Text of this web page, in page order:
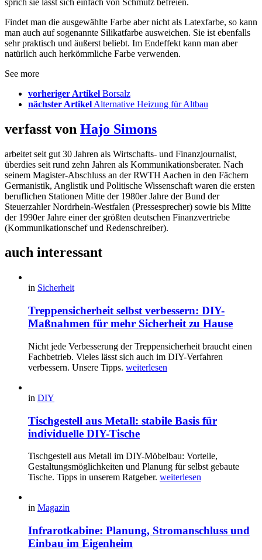
Findet man die ausgewählte Farbe aber nicht als Latexfarbe, so kann
man auch auf sogenannte Silikatfarbe ausweichen. Sie ist ebenfalls
sehr praktisch und äußerst beliebt. Im Endeffekt kann man aber
natürlich auch herkömmliche Farbe verwenden.
See more
vorheriger Artikel Borsalz
nächster Artikel Alternative Heizung für Altbau
verfasst von Hajo Simons
arbeitet seit gut 30 Jahren als Wirtschafts- und Finanzjournalist,
überdies seit rund zehn Jahren als Kommunikationsberater. Nach
seinem Magister-Abschluss an der RWTH Aachen in den Fächern
Germanistik, Anglistik und Politische Wissenschaft waren die ersten
beruflichen Stationen Mitte der 1980er Jahre der Bund der
Steuerzahler Nordrhein-Westfalen (Pressesprecher) sowie bis Mitte
der 1990er Jahre einer der größten deutschen Finanzvertriebe
(Kommunikationschef und Redenschreiber).
auch interessant
in Sicherheit
Treppensicherheit selbst verbessern: DIY-
Maßnahmen für mehr Sicherheit zu Hause
Nicht jede Verbesserung der Treppensicherheit braucht einen
Fachbetrieb. Vieles lässt sich auch im DIY-Verfahren
verbessern. Unsere Tipps. weiterlesen
in DIY
Tischgestell aus Metall: stabile Basis für
individuelle DIY-Tische
Tischgestell aus Metall im DIY-Möbelbau: Vorteile,
Gestaltungsmöglichkeiten und Planung für selbst gebaute
Tische. Tipps in unserem Ratgeber. weiterlesen
in Magazin
Infrarotkabine: Planung, Stromanschluss und
Einbau im Eigenheim